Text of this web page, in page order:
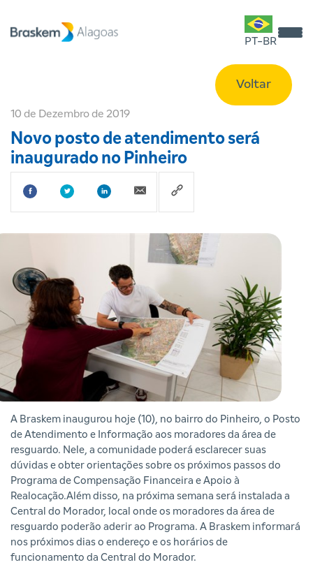
PT-BR
Voltar
10 de Dezembro de 2019
Novo posto de atendimento será
inaugurado no Pinheiro
A Braskem inaugurou hoje (10), no bairro do Pinheiro, o Posto
de Atendimento e Informação aos moradores da área de
resguardo. Nele, a comunidade poderá esclarecer suas
dúvidas e obter orientações sobre os próximos passos do
Programa de Compensação Financeira e Apoio à
Realocação.Além disso, na próxima semana será instalada a
Central do Morador, local onde os moradores da área de
resguardo poderão aderir ao Programa. A Braskem informará
nos próximos dias o endereço e os horários de
funcionamento da Central do Morador.